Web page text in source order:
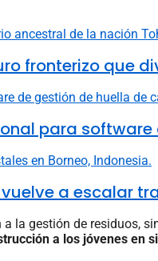
fronterizo que
para
a escalar
la gestión de residuos,
a los jóvenes en